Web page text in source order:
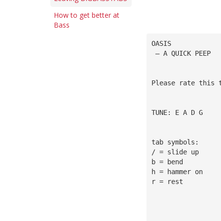
How to get better at
Bass
OASIS
— A QUICK PEEP
Please rate this
TUNE: E A D G
tab symbols:
/ = slide up
b = bend
h = hammer on
r = rest